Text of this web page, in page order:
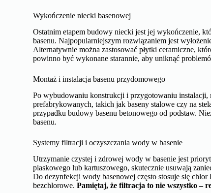
Wykończenie niecki basenowej
Ostatnim etapem budowy niecki jest jej wykończenie,
basenu. Najpopularniejszym rozwiązaniem jest
Alternatywnie można zastosować płytki ceramiczne,
powinno być wykonane starannie, aby uniknąć
Montaż i instalacja basenu przydomowego
Po wybudowaniu konstrukcji i przygotowaniu instalacji,
prefabrykowanych, takich jak baseny stalowe czy na
przypadku budowy basenu betonowego od podstaw.
basenu.
Systemy filtracji i oczyszczania wody w basenie
Utrzymanie czystej i zdrowej wody w basenie jest
piaskowego lub kartuszowego, skutecznie usuwają
Do dezynfekcji wody basenowej często stosuje się
bezchlorowe.Pamiętaj, że filtracja to nie wszystko –